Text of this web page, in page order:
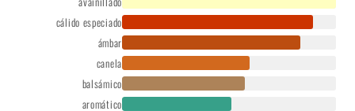
cálido especiado
ámbar
canela
balsámico
aromático